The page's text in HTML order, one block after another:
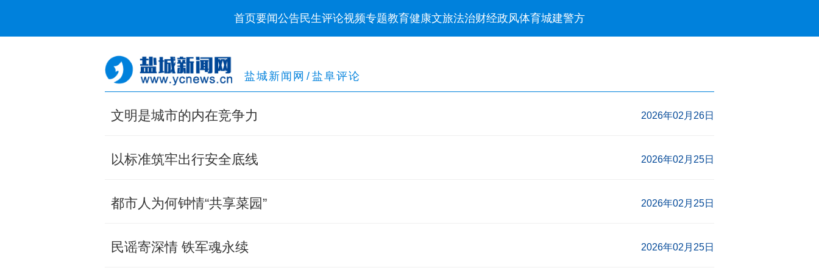
首页要闻公告民生评论视频专题教育健康文旅法治财经政风体育城建警方
盐城新闻网 / 盐阜评论
文明是城市的内在竞争力 2026年02月26日
以标准筑牢出行安全底线 2026年02月25日
都市人为何钟情“共享菜园” 2026年02月25日
民谣寄深情 铁军魂永续 2026年02月25日